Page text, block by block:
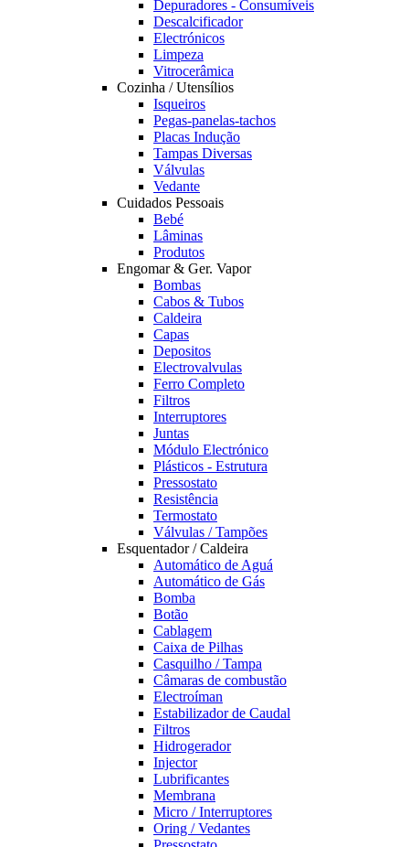
Depuradores - Consumíveis
Descalcificador
Electrónicos
Limpeza
Vitrocerâmica
Cozinha / Utensílios
Isqueiros
Pegas-panelas-tachos
Placas Indução
Tampas Diversas
Válvulas
Vedante
Cuidados Pessoais
Bebé
Lâminas
Produtos
Engomar & Ger. Vapor
Bombas
Cabos & Tubos
Caldeira
Capas
Depositos
Electrovalvulas
Ferro Completo
Filtros
Interruptores
Juntas
Módulo Electrónico
Plásticos - Estrutura
Pressostato
Resistência
Termostato
Válvulas / Tampões
Esquentador / Caldeira
Automático de Aguá
Automático de Gás
Bomba
Botão
Cablagem
Caixa de Pilhas
Casquilho / Tampa
Câmaras de combustão
Electroíman
Estabilizador de Caudal
Filtros
Hidrogerador
Injector
Lubrificantes
Membrana
Micro / Interruptores
Oring / Vedantes